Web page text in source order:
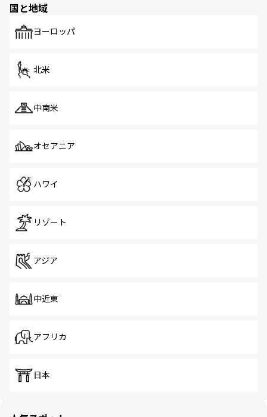
で、ホーカーズは地元の風情を楽しめる外せないスポット
国と地域
ヨーロッパ
北米
中南米
オセアニア
ハワイ
リゾート
アジア
中近東
アフリカ
日本